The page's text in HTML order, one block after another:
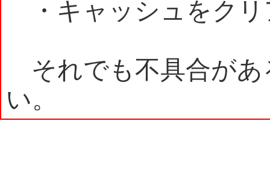
・キャッシュをクリ
それでも不具合があ
い。